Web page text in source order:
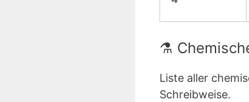
⚗️
Liste aller
Schreibweise.